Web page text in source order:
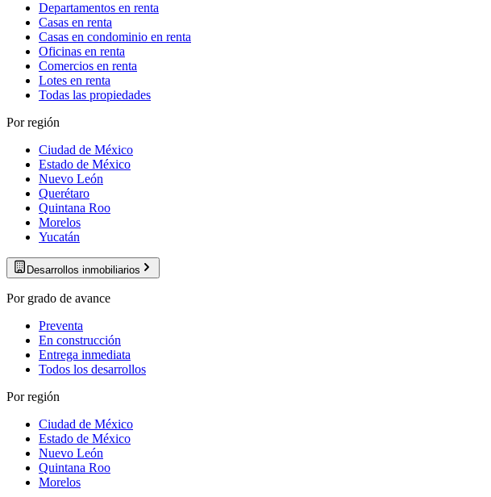
Departamentos en renta
Casas en renta
Casas en condominio en renta
Oficinas en renta
Comercios en renta
Lotes en renta
Todas las propiedades
Por región
Ciudad de México
Estado de México
Nuevo León
Querétaro
Quintana Roo
Morelos
Yucatán
Desarrollos inmobiliarios
Por grado de avance
Preventa
En construcción
Entrega inmediata
Todos los desarrollos
Por región
Ciudad de México
Estado de México
Nuevo León
Quintana Roo
Morelos